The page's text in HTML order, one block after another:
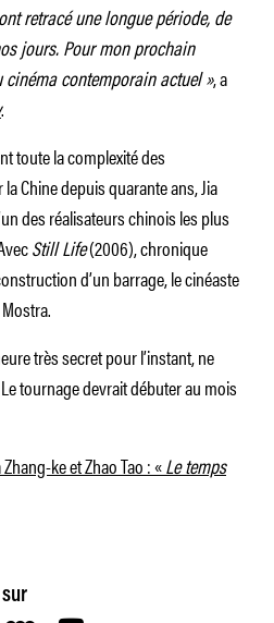
retracé une longue période, de
jours. Pour mon prochain
cinéma contemporain actuel », a
.
toute la complexité des
Chine depuis quarante ans, Jia
des réalisateurs chinois les plus
Still Life(2006), chronique
d’un barrage, le cinéaste
très secret pour l’instant, ne
tournage devrait débuter au mois
Zhang-ke et Zhao Tao : «Le temps